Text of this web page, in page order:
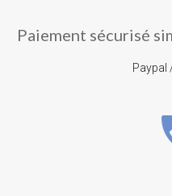
Paiement sécurisé
Paypal